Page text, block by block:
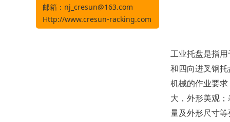
工业托盘是指
和四向进叉钢
机械的作业要
大，外形美观
量及外形尺寸等
邮箱： nj_cresun@163.com
Http://www.cresun-racking.com